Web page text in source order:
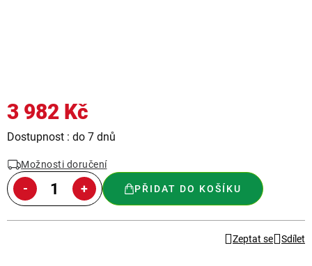
3 982 Kč
Měrná
Dostupnost : do 7 dnů
Možnosti doručení
PŘIDAT DO KOŠÍKU
Zeptat se Sdílet